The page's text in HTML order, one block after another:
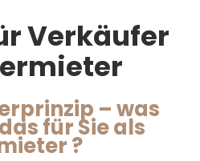
Verkäufer
– was
für Sie als
?